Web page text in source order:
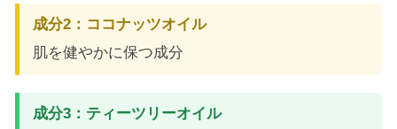
成分2：ココナッツオイル
肌を健やかに保つ成分
成分3：ティーツリーオイル